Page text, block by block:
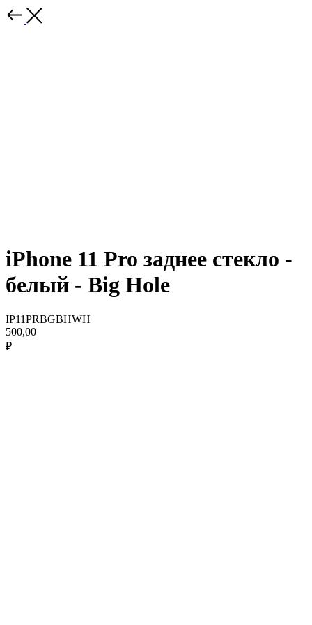
iPhone 11 Pro заднее стекло -
белый - Big Hole
IP11PRBGBHWH
500,00
₽